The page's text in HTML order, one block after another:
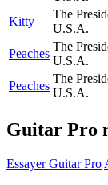
Kitty
The
U.S.A.
Peaches
The
U.S.A.
Peaches
The
U.S.A.
Guitar Pro
Essayer Guitar Pro